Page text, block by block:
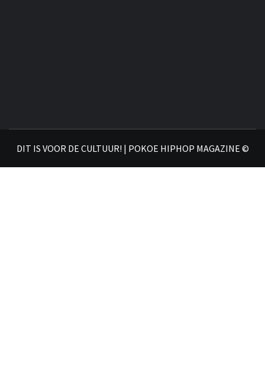
DIT IS VOOR DE CULTUUR! | POKOE HIPHOP MAGAZINE ©